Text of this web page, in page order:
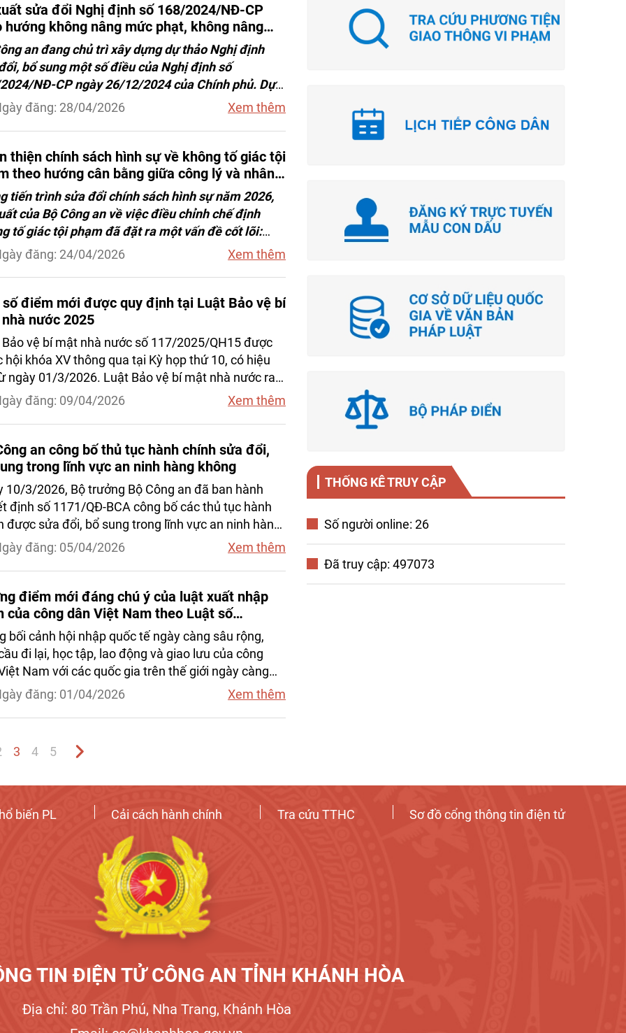
sửa đổi Nghị định số 168/2024/NĐ-CP
hướng không nâng mức phạt, không nâng
trừ điểm giấy phép lái xe đối với các hành vi
hiện hành
an đang chủ trì xây dựng dự thảo Nghị định
bổ sung một số điều của Nghị định số
NĐ-CP ngày 26/12/2024 của Chính phủ. Dự
định được xây dựng theo hướng không nâng
phạt (Phạt tiền, tước quyền sử dụng giấy phép lái
không nâng mức trừ điểm giấy phép lái xe đối
hành vi vi phạm hiện hành.
đăng: 28/04/2026 Xem thêm
thiện chính sách hình sự về không tố giác tội
theo hướng cân bằng giữa công lý và nhân
tiến trình sửa đổi chính sách hình sự năm 2026,
của Bộ Công an về việc điều chỉnh chế định
tố giác tội phạm đã đặt ra một vấn đề cốt lõi:
luật phải xử lý như thế nào đối với “sự im lặng” khi
phạm đang chuẩn bị hoặc đang diễn ra? Đồng
gia đình?
đăng: 24/04/2026 Xem thêm
điểm mới được quy định tại Luật Bảo vệ bí
nước 2025
vệ bí mật nhà nước số 117/2025/QH15 được
hội khóa XV thông qua tại Kỳ họp thứ 10, có hiệu
ngày 01/3/2026. Luật Bảo vệ bí mật nhà nước ra
nhiều điểm mới, đã khắc phục những vướng mắc,
của Luât bảo vệ bí mật nhà nước năm 2018, ...
đăng: 09/04/2026 Xem thêm
an công bố thủ tục hành chính sửa đổi,
bổ sung trong lĩnh vực an ninh hàng không
10/3/2026, Bộ trưởng Bộ Công an đã ban hành
định số 1171/QĐ-BCA công bố các thủ tục hành
được sửa đổi, bổ sung trong lĩnh vực an ninh hàng
thuộc thẩm quyền giải quyết của Bộ Công an.
đăng: 05/04/2026 Xem thêm
điểm mới đáng chú ý của luật xuất nhập
của công dân Việt Nam theo Luật số
qh15
bối cảnh hội nhập quốc tế ngày càng sâu rộng,
đi lại, học tập, lao động và giao lưu của công
Nam với các quốc gia trên thế giới ngày càng
đăng: 01/04/2026 Xem thêm
3 4 5
THỐNG KÊ TRUY CẬP
Số người online: 26
Đã truy cập: 497073
TIN ĐIỆN TỬ CÔNG AN TỈNH KHÁNH HÒA
Địa chỉ: 80 Trần Phú, Nha Trang, Khánh Hòa
biến PL Cải cách hành chính Tra cứu TTHC Sơ đồ cổng thông tin điện tử